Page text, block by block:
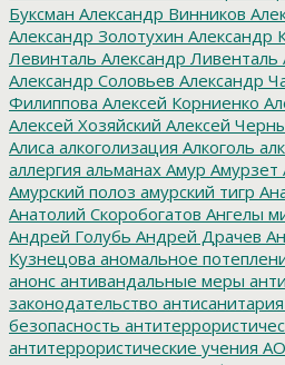
Буксман Александр Винников
Александр Золотухин Александр
Левинталь Александр Ливенталь
Александр Соловьев Александр
Филиппова Алексей Корниенко
Алексей Хозяйский Алексей
Алиса алкоголизация Алкоголь
аллергия альманах Амур Амурзет
Амурский полоз амурский тигр
Анатолий Скоробогатов Ангелы
Андрей Голубь Андрей Драчев
Кузнецова аномальное
анонс антивандальные меры
законодательство антисанитария
безопасность
антитеррористические учения